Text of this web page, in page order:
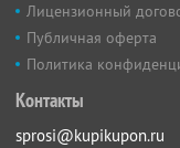
Лицензионный
Публичная оферта
Политика
Контакты
sprosi@kupikupon.ru